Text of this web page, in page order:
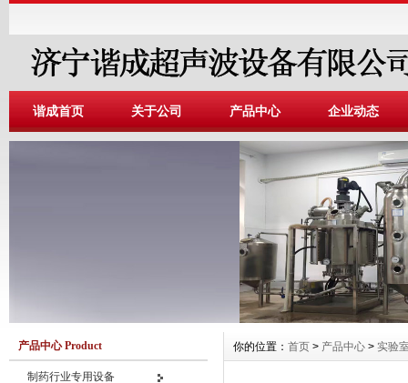
谐成首页 关于公司 产品中心 企业动态
产品中心 Product
制药行业专用设备
你的位置： 首页 > 产品中心 > 实验